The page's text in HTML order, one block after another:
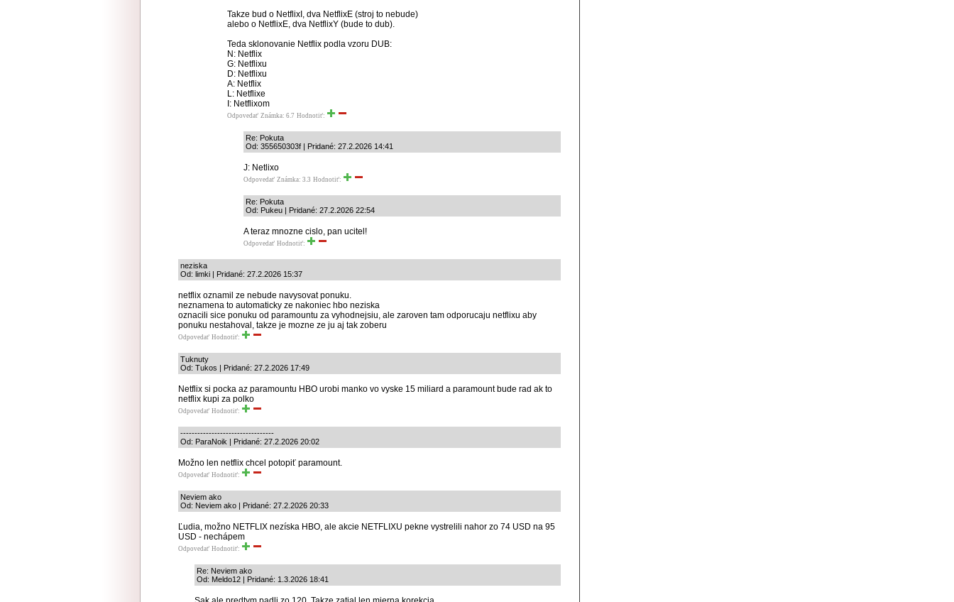
Takze bud o NetflixI, dva NetflixE (stroj to nebude)
alebo o NetflixE, dva NetflixY (bude to dub).
Teda sklonovanie Netflix podla vzoru DUB:
N: Netflix
G: Netflixu
D: Netflixu
A: Netflix
L: Netflixe
I: Netflixom
Odpovedať Známka: 6.7 Hodnotiť:
Re: Pokuta
Od: 355650303f | Pridané: 27.2.2026 14:41
J: Netlixo
Odpovedať Známka: 3.3 Hodnotiť:
Re: Pokuta
Od: Pukeu | Pridané: 27.2.2026 22:54
A teraz mnozne cislo, pan ucitel!
Odpovedať Hodnotiť:
neziska
Od: limki | Pridané: 27.2.2026 15:37
netflix oznamil ze nebude navysovat ponuku.
neznamena to automaticky ze nakoniec hbo neziska
oznacili sice ponuku od paramountu za vyhodnejsiu, ale zaroven tam odporucaju netflixu aby
ponuku nestahoval, takze je mozne ze ju aj tak zoberu
Odpovedať Hodnotiť:
Tuknuty
Od: Tukos | Pridané: 27.2.2026 17:49
Netflix si pocka az paramountu HBO urobi manko vo vyske 15 miliard a paramount bude rad ak to
netflix kupi za polko
Odpovedať Hodnotiť:
---------------------------------
Od: ParaNoik | Pridané: 27.2.2026 20:02
Možno len netflix chcel potopiť paramount.
Odpovedať Hodnotiť:
Neviem ako
Od: Neviem ako | Pridané: 27.2.2026 20:33
Ľudia, možno NETFLIX nezíska HBO, ale akcie NETFLIXU pekne vystrelili nahor zo 74 USD na 95
USD - nechápem
Odpovedať Hodnotiť:
Re: Neviem ako
Od: Meldo12 | Pridané: 1.3.2026 18:41